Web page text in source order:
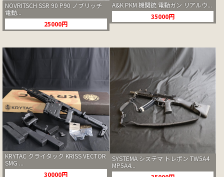
NOVRITSCH SSR 90 P90 ノブリッチ
電動...
25000円
A&K PKM 機関銃 電動ガン リアルウ...
35000円
KRYTAC クライタック KRISS VECTOR
SMG ...
30000円
SYSTEMA システマ トレポン TW5A4
MP5A4...